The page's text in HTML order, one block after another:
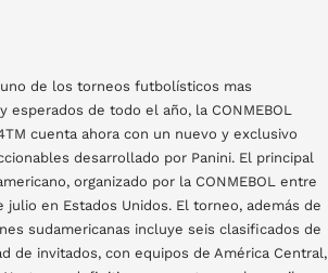
de los torneos futbolísticos mas
de todo el año, la CONMEBOL
cuenta ahora con un nuevo y exclusivo
desarrollado por Panini. El principal
organizado por la CONMEBOL entre
julio en Estados Unidos. El torneo, además de
sudamericanas incluye seis clasificados de
de invitados, con equipos de América Central,